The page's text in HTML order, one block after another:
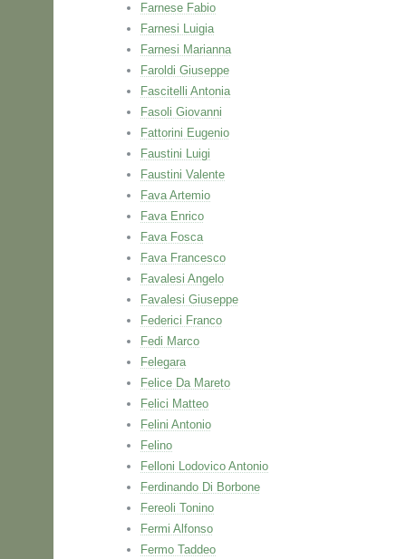
Farnese Fabio
Farnesi Luigia
Farnesi Marianna
Faroldi Giuseppe
Fascitelli Antonia
Fasoli Giovanni
Fattorini Eugenio
Faustini Luigi
Faustini Valente
Fava Artemio
Fava Enrico
Fava Fosca
Fava Francesco
Favalesi Angelo
Favalesi Giuseppe
Federici Franco
Fedi Marco
Felegara
Felice Da Mareto
Felici Matteo
Felini Antonio
Felino
Felloni Lodovico Antonio
Ferdinando Di Borbone
Fereoli Tonino
Fermi Alfonso
Fermo Taddeo